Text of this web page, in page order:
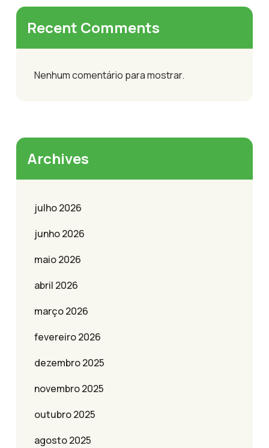
Recent Comments
Nenhum comentário para mostrar.
Archives
julho 2026
junho 2026
maio 2026
abril 2026
março 2026
fevereiro 2026
dezembro 2025
novembro 2025
outubro 2025
agosto 2025